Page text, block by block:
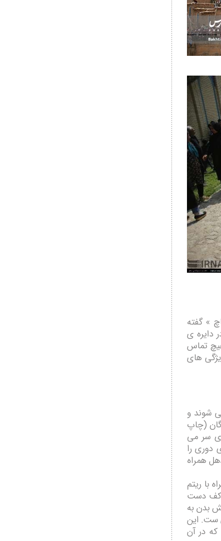
» گفته
دایره ی
تماس
های
شوند و
(چاپ
سر می
دوری را
همراه
با ریتم
کف دست
بدن به
ست. این
در آن